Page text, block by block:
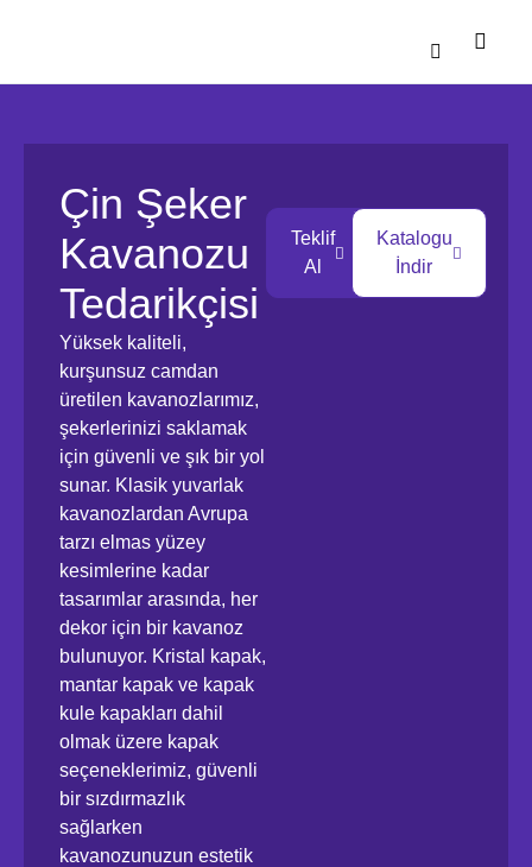
Çin Şeker
Kavanozu
Tedarikçisi
Yüksek kaliteli,
kurşunsuz camdan
üretilen kavanozlarımız,
şekerlerinizi saklamak
için güvenli ve şık bir yol
sunar. Klasik yuvarlak
kavanozlardan Avrupa
tarzı elmas yüzey
kesimlerine kadar
tasarımlar arasında, her
dekor için bir kavanoz
bulunuyor. Kristal kapak,
mantar kapak ve kapak
kule kapakları dahil
olmak üzere kapak
seçeneklerimiz, güvenli
bir sızdırmazlık
sağlarken
kavanozunuzun estetik
Teklif
Al
Katalogu
İndir